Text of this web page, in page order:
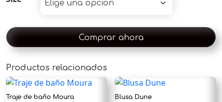
Comprar ahora
Productos relacionados
Traje de baño Moura Blusa Dune